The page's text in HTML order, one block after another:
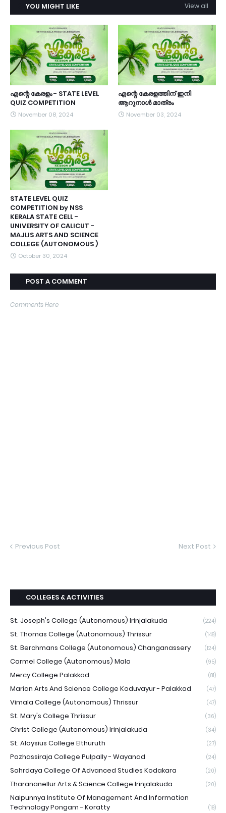
YOU MIGHT LIKE View all
എന്റെ കേരളം - STATE LEVEL
QUIZ COMPETITION
November 08, 2024
എന്റെ കേരളത്തിന്‌ ഇനി
ആറുനാൾ മാത്രം
November 03, 2024
STATE LEVEL QUIZ
COMPETITION by NSS
KERALA STATE CELL -
UNIVERSITY OF CALICUT -
MAJLIS ARTS AND SCIENCE
COLLEGE (AUTONOMOUS )
October 30, 2024
POST A COMMENT
Comments Here
Previous Post Next Post
COLLEGES & ACTIVITIES
St. Joseph's College (Autonomous) Irinjalakuda (224)
St. Thomas College (Autonomous) Thrissur (148)
St. Berchmans College (Autonomous) Changanassery (124)
Carmel College (Autonomous) Mala (95)
Mercy College Palakkad (81)
Marian Arts And Science College Koduvayur - Palakkad (47)
Vimala College (Autonomous) Thrissur (47)
St. Mary's College Thrissur (36)
Christ College (Autonomous) Irinjalakuda (34)
St. Aloysius College Elthuruth (27)
Pazhassiraja College Pulpally - Wayanad (24)
Sahrdaya College Of Advanced Studies Kodakara (20)
Tharananellur Arts & Science College Irinjalakuda (20)
Naipunnya Institute Of Management And Information
Technology Pongam - Koratty
(18)